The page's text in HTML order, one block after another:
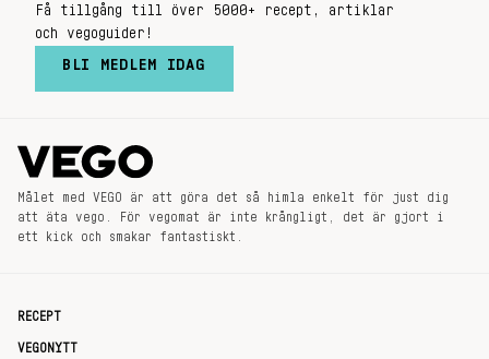
Få tillgång till över 5000+ recept, artiklar
och vegoguider!
BLI MEDLEM IDAG
Målet med VEGO är att göra det så himla enkelt för just dig
att äta vego. För vegomat är inte krångligt, det är gjort i
ett kick och smakar fantastiskt.
RECEPT
VEGONYTT